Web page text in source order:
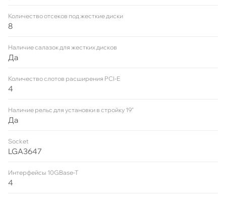
Количество отсеков под жесткие диски
8
Наличие салазок для жестких дисков
Да
Количество слотов расширения PCI-E
4
Наличие рельс для установки в стройку 19"
Да
Socket
LGA3647
Интерфейсы 10GBase-T
4